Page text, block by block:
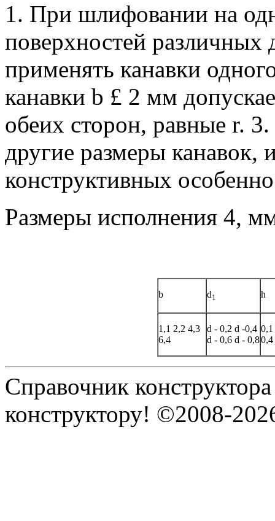
1. При шлифовании на
поверхностей различных
применять канавки
канавки b £ 2 мм
обеих сторон, равные r. 3.
другие размеры канавок,
конструктивных
Размеры исполнения 4,
b d1 h
1,1 2,2 4,3
6,4
d - 0,2 d -0,4
d - 0,6d - 0,8
0,1
0,4
Справочник
конструктору! ©2008-